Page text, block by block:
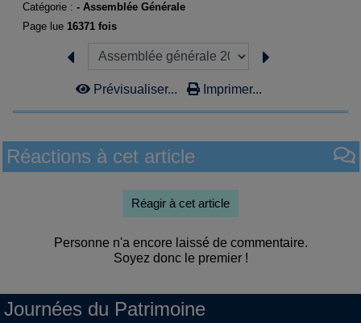
Journées du Patrimoine
Catégorie : - Assemblée Générale
Page lue 16371 fois
Prévisualiser... Imprimer...
Réactions à cet article
Réagir à cet article
Personne n'a encore laissé de commentaire.
Soyez donc le premier !